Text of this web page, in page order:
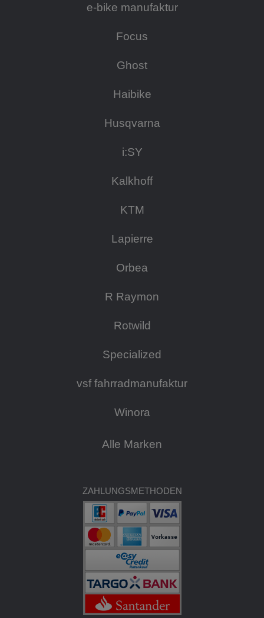
e-bike manufaktur
Focus
Ghost
Haibike
Husqvarna
i:SY
Kalkhoff
KTM
Lapierre
Orbea
R Raymon
Rotwild
Specialized
vsf fahrradmanufaktur
Winora
Alle Marken
ZAHLUNGSMETHODEN